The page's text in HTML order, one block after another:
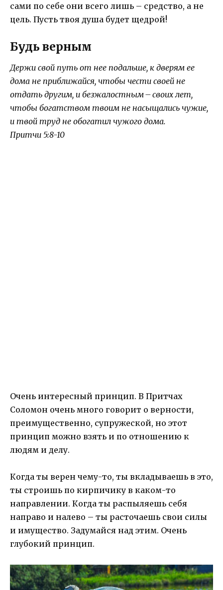
сами по себе они всего лишь – средство, а не
цель. Пусть твоя душа будет щедрой!
Будь верным
Держи свой путь от нее подальше, к дверям ее
дома не приближайся, чтобы чести своей не
отдать другим, и безжалостным – своих лет,
чтобы богатством твоим не насыщались чужие,
и твой труд не обогатил чужого дома.
Притчи 5:8-10
Очень интересный принцип. В Притчах
Соломон очень много говорит о верности,
преимущественно, супружеской, но этот
принцип можно взять и по отношению к
людям и делу.
Когда ты верен чему-то, ты вкладываешь в это,
ты строишь по кирпичику в каком-то
направлении. Когда ты распыляешь себя
направо и налево – ты расточаешь свои силы
и имущество. Задумайся над этим. Очень
глубокий принцип.